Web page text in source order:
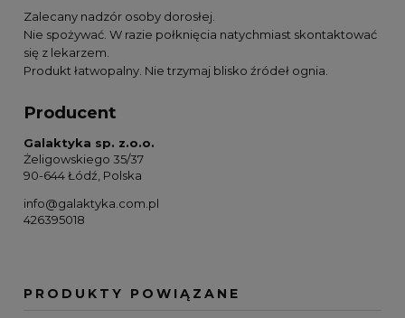
Zalecany nadzór osoby dorosłej.
Nie spożywać. W razie połknięcia natychmiast skontaktować
się z lekarzem.
Produkt łatwopalny. Nie trzymaj blisko źródeł ognia.
Producent
Galaktyka sp. z.o.o.
Żeligowskiego 35/37
90-644 Łódź, Polska
info@galaktyka.com.pl
426395018
PRODUKTY POWIĄZANE